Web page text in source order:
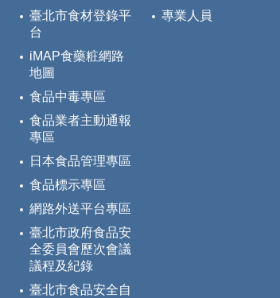
臺北市食材登錄平
台
iMAP食藥粧網路
地圖
食品中毒專區
食品業者主動通報
專區
日本食品管理專區
食品標示專區
網路外送平台專區
臺北市政府食品安
全委員會歷次會議
議程及紀錄
臺北市食品安全自
專業人員